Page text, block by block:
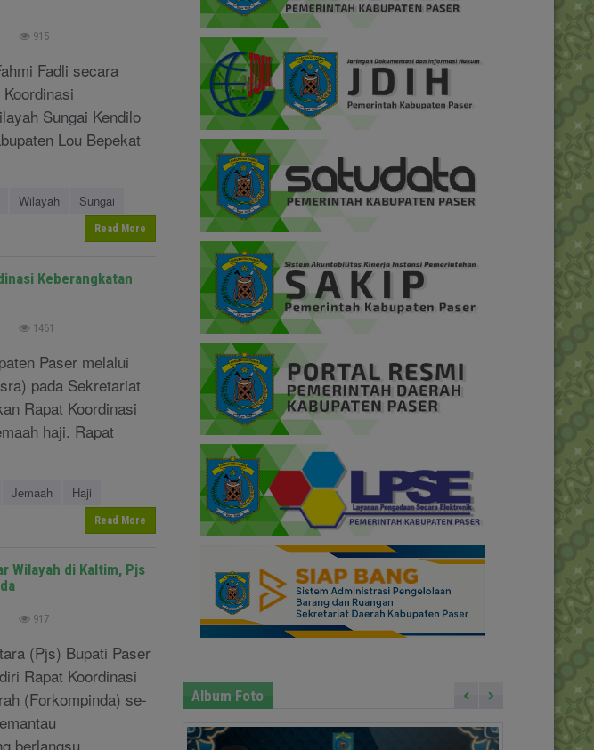
915
Fadli secara
Sungai Kendilo
Lou Bepekat
Wilayah
Sungai
Read More
Keberangkatan
1461
Paser melalui
pada Sekretariat
Rapat Koordinasi
haji. Rapat
Jemaah Haji
Read More
Wilayah di Kaltim, Pjs
917
(Pjs) Bupati Paser
Rapat Koordinasi
(Forkompinda) se-
berlangsu ....
Album Foto